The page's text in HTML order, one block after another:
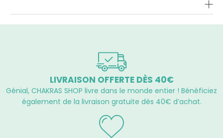
LIVRAISON OFFERTE DÈS 40€
Génial, CHAKRAS SHOP livre dans le monde entier ! Bénéficiez
également de la livraison gratuite dès 40€ d’achat.